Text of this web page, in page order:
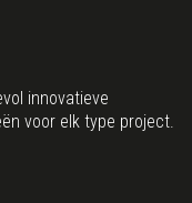
innovatieve
voor elk type project.